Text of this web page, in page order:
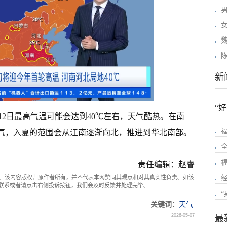
日最高气温可能会达到40℃左右，天气酷热。在南
入夏的范围会从江南逐渐向北，推进到华北南部。
责任编辑：赵睿
该内容版权归原作者所有，并不代表本网赞同其观点和对其真实性负责。如该
或者请点击右侧投诉按钮，我们会及时反馈并处理完毕。
关键词： 天气
2026-05-07
新
“
“
最